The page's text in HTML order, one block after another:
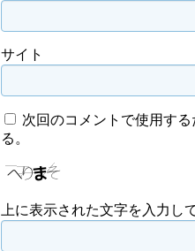
サイト
次回のコメントで使用す
る。
上に表示された文字を入力し